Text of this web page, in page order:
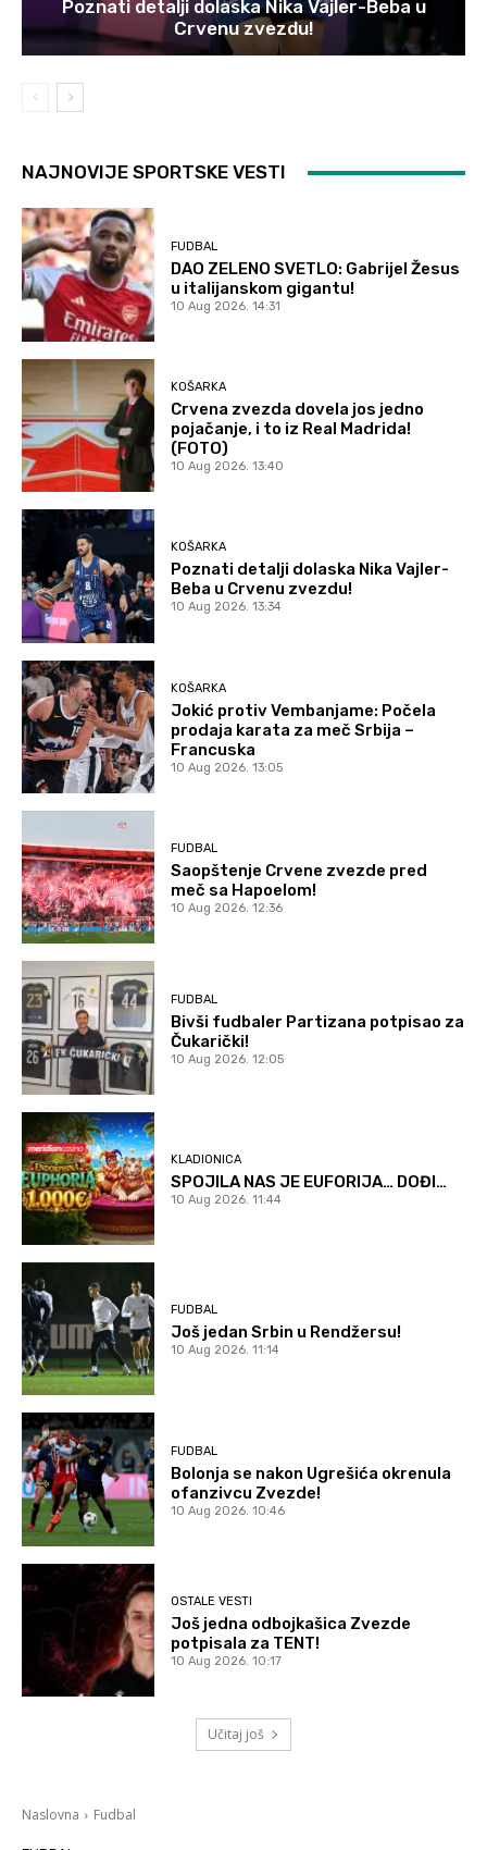
Poznati detalji dolaska Nika Vajler-Beba u
Crvenu zvezdu!
NAJNOVIJE SPORTSKE VESTI
FUDBAL
DAO ZELENO SVETLO: Gabrijel Žesus
u italijanskom gigantu!
10 Aug 2026. 14:31
KOŠARKA
Crvena zvezda dovela jos jedno
pojačanje, i to iz Real Madrida!
(FOTO)
10 Aug 2026. 13:40
KOŠARKA
Poznati detalji dolaska Nika Vajler-
Beba u Crvenu zvezdu!
10 Aug 2026. 13:34
KOŠARKA
Jokić protiv Vembanjame: Počela
prodaja karata za meč Srbija –
Francuska
10 Aug 2026. 13:05
FUDBAL
Saopštenje Crvene zvezde pred
meč sa Hapoelom!
10 Aug 2026. 12:36
FUDBAL
Bivši fudbaler Partizana potpisao za
Čukarički!
10 Aug 2026. 12:05
KLADIONICA
SPOJILA NAS JE EUFORIJA… DOĐI…
10 Aug 2026. 11:44
FUDBAL
Još jedan Srbin u Rendžersu!
10 Aug 2026. 11:14
FUDBAL
Bolonja se nakon Ugrešića okrenula
ofanzivcu Zvezde!
10 Aug 2026. 10:46
OSTALE VESTI
Još jedna odbojkašica Zvezde
potpisala za TENT!
10 Aug 2026. 10:17
Učitaj još